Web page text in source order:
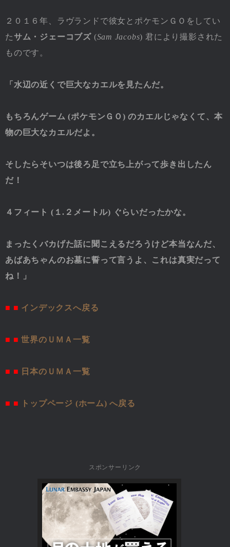
２０１６年、ラヴランドで彼女とポケモンＧＯをしてい
たサム・ジェーコブズ(Sam Jacobs) 君により撮影された
ものです。
「水辺の近くで巨大なカエルを見たんだ。
もちろんゲーム (ポケモンＧＯ) のカエルじゃなくて、本
物の巨大なカエルだよ。
そしたらそいつは後ろ足で立ち上がって歩き出したん
だ！
４フィート (１.２メートル) ぐらいだったかな。
まったくバカげた話に聞こえるだろうけど本当なんだ、
あばあちゃんのお墓に誓って言うよ、これは真実だって
ね！」
■ ■ インデックスへ戻る
■ ■ 世界のＵＭＡ一覧
■ ■ 日本のＵＭＡ一覧
■ ■ トップページ (ホーム) へ戻る
スポンサーリンク